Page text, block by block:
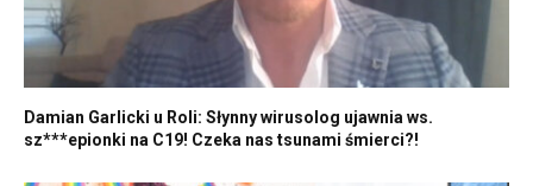
Damian Garlicki u Roli: Słynny wirusolog ujawnia ws.
sz***epionki na C19! Czeka nas tsunami śmierci?!